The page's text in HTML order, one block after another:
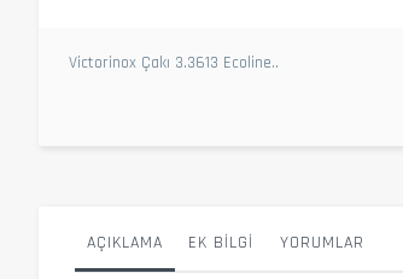
Victorinox Çakı 3.3613 Ecoline..
AÇIKLAMA EK BILGI YORUMLAR